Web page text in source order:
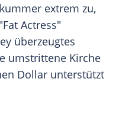
extrem zu,
Actress"
überzeugtes
umstrittene Kirche
Dollar unterstützt